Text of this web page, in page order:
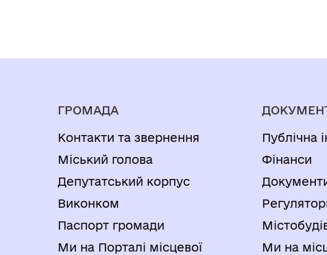
ГРОМАДА
Контакти та звернення
Міський голова
Депутатський корпус
Виконком
Паспорт громади
Ми на Порталі місцевої
Публічна
Фінанси
Ми на